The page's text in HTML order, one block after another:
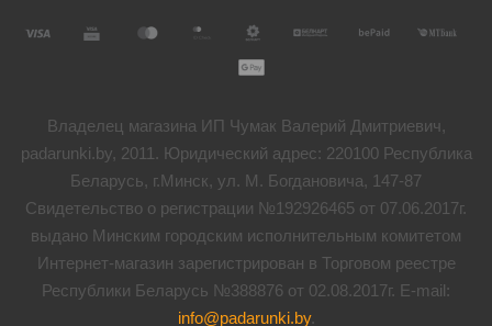
Владелец магазина ИП Чумак Валерий Дмитриевич,
padarunki.by, 2011. Юридический адрес: 220100 Республика
Беларусь, г.Минск, ул. М. Богдановича, 147-87
Свидетельство о регистрации №192926465 от 07.06.2017г.
выдано Минским городским исполнительным комитетом
Интернет-магазин зарегистрирован в Торговом реестре
Республики Беларусь №388876 от 02.08.2017г. E-mail:
info@padarunki.by.